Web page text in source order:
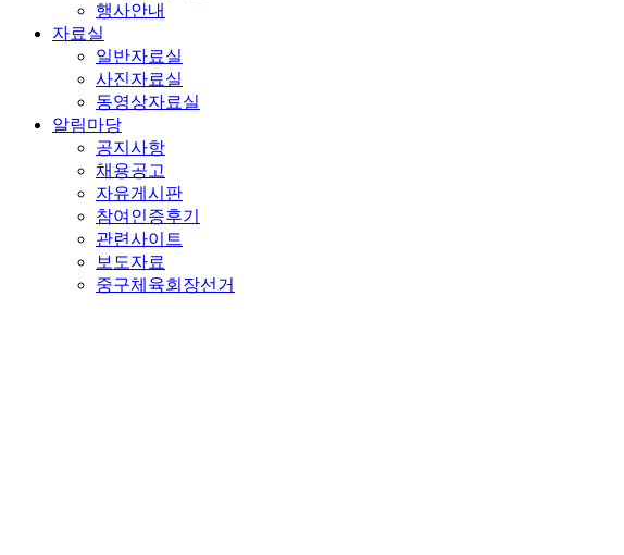
행사안내
자료실
일반자료실
사진자료실
동영상자료실
알림마당
공지사항
채용공고
자유게시판
참여인증후기
관련사이트
보도자료
중구체육회장선거